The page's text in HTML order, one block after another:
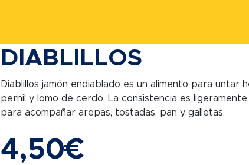
DIABLILLOS
Diablillos jamón endiablado es un alimento para untar
pernil y lomo de cerdo. La consistencia es ligeramente
para acompañar arepas, tostadas, pan y galletas.
4,50€